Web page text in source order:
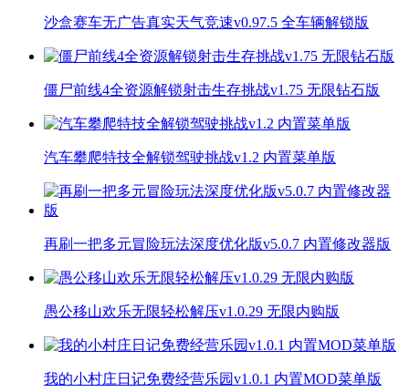
沙盒赛车无广告真实天气竞速v0.97.5 全车辆解锁版
僵尸前线4全资源解锁射击生存挑战v1.75 无限钻石版
汽车攀爬特技全解锁驾驶挑战v1.2 内置菜单版
再刷一把多元冒险玩法深度优化版v5.0.7 内置修改器版
愚公移山欢乐无限轻松解压v1.0.29 无限内购版
我的小村庄日记免费经营乐园v1.0.1 内置MOD菜单版